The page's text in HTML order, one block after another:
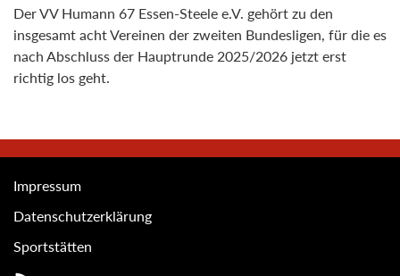
Der VV Humann 67 Essen-Steele e.V. gehört zu den
insgesamt acht Vereinen der zweiten Bundesligen, für die es
nach Abschluss der Hauptrunde 2025/2026 jetzt erst
richtig los geht.
Impressum
Datenschutzerklärung
Sportstätten